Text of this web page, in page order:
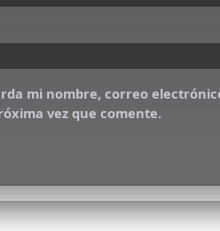
mi nombre, correo
vez que comente.